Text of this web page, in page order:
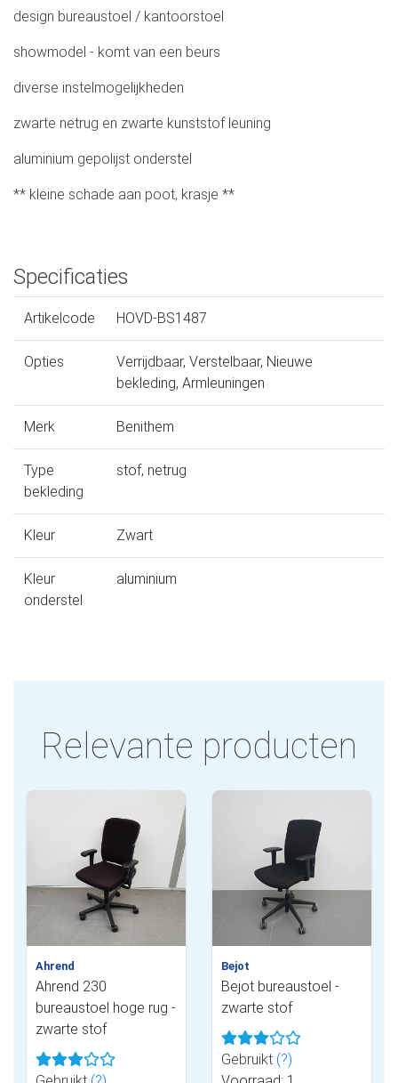
design bureaustoel / kantoorstoel
showmodel - komt van een beurs
diverse instelmogelijkheden
zwarte netrug en zwarte kunststof leuning
aluminium gepolijst onderstel
** kleine schade aan poot, krasje **
Specificaties
Artikelcode HOVD-BS1487
Opties
Verrijdbaar, Verstelbaar, Nieuwe
bekleding, Armleuningen
Merk Benithem
Type
bekleding
stof, netrug
Kleur Zwart
Kleur
onderstel
aluminium
Relevante producten
Ahrend
Ahrend 230
bureaustoel hoge rug -
zwarte stof
Bejot
Bejot bureaustoel -
zwarte stof
Gebruikt (?)